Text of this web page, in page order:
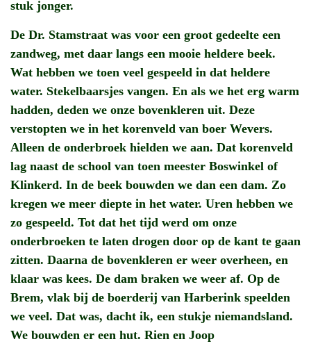
stuk jonger.
De Dr. Stamstraat was voor een groot gedeelte een
zandweg, met daar langs een mooie heldere beek.
Wat hebben we toen veel gespeeld in dat heldere
water. Stekelbaarsjes vangen. En als we het erg warm
hadden, deden we onze bovenkleren uit. Deze
verstopten we in het korenveld van boer Wevers.
Alleen de onderbroek hielden we aan. Dat korenveld
lag naast de school van toen meester Boswinkel of
Klinkerd. In de beek bouwden we dan een dam. Zo
kregen we meer diepte in het water. Uren hebben we
zo gespeeld. Tot dat het tijd werd om onze
onderbroeken te laten drogen door op de kant te gaan
zitten. Daarna de bovenkleren er weer overheen, en
klaar was kees. De dam braken we weer af. Op de
Brem, vlak bij de boerderij van Harberink speelden
we veel. Dat was, dacht ik, een stukje niemandsland.
We bouwden er een hut. Rien en Joop